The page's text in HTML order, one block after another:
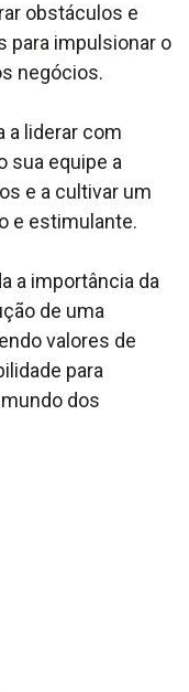
obstáculos e
para impulsionar o
negócios.
a liderar com
sua equipe a
e a cultivar um
e estimulante.
a importância da
de uma
valores de
para
dos